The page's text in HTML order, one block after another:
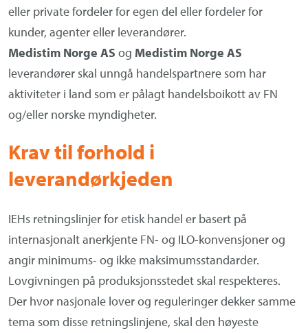
eller private fordeler for egen del eller fordeler for
kunder, agenter eller leverandører.
Medistim Norge AS og Medistim Norge AS
leverandører skal unngå handelspartnere som har
aktiviteter i land som er pålagt handelsboikott av FN
og/eller norske myndigheter.
Krav til forhold i
leverandørkjeden
IEHs retningslinjer for etisk handel er basert på
internasjonalt anerkjente FN- og ILO-konvensjoner og
angir minimums- og ikke maksimumsstandarder.
Lovgivningen på produksjonsstedet skal respekteres.
Der hvor nasjonale lover og reguleringer dekker samme
tema som disse retningslinjene, skal den høyeste